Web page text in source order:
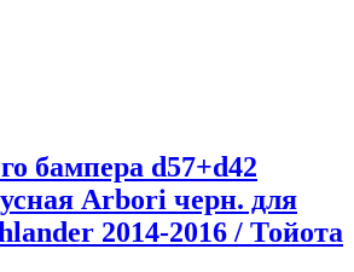
бампера d57+d42
Arbori черн. для
2014-2016 / Тойота